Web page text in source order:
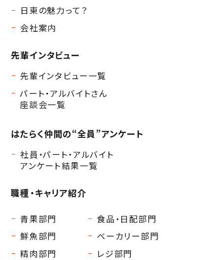
日東の魅力って？
会社案内
先輩インタビュー
先輩インタビュー一覧
パート・アルバイトさん
座談会一覧
はたらく仲間の“全員”アンケート
社員・パート・アルバイト
アンケート結果一覧
職種・キャリア紹介
青果部門
鮮魚部門
精肉部門
食品・日配部門
ベーカリー部門
レジ部門